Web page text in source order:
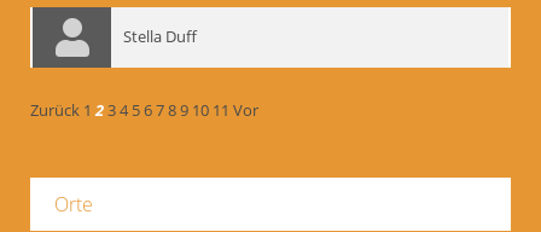
Stella Duff
Zurück 1 234 56789 10 11 Vor
Orte